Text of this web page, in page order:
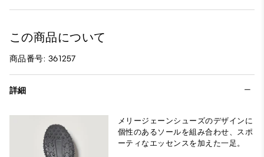
この商品について
商品番号: 361257
詳細
メリージェーンシューズのデザインに
個性のあるソールを組み合わせ、スポ
ーティなエッセンスを加えた一足。